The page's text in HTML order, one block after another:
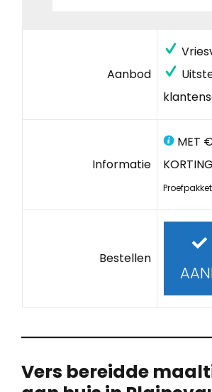
Aanbod
Informatie
MET
KORTING
Bestellen
Vers bereidde